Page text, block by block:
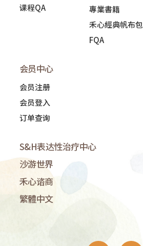
课程QA
專業書籍
禾心經典帆布包
FQA
会员中心
会员注册
会员登入
订单查询
S&H表达性治疗中心
沙游世界
禾心谘商
繁體中文